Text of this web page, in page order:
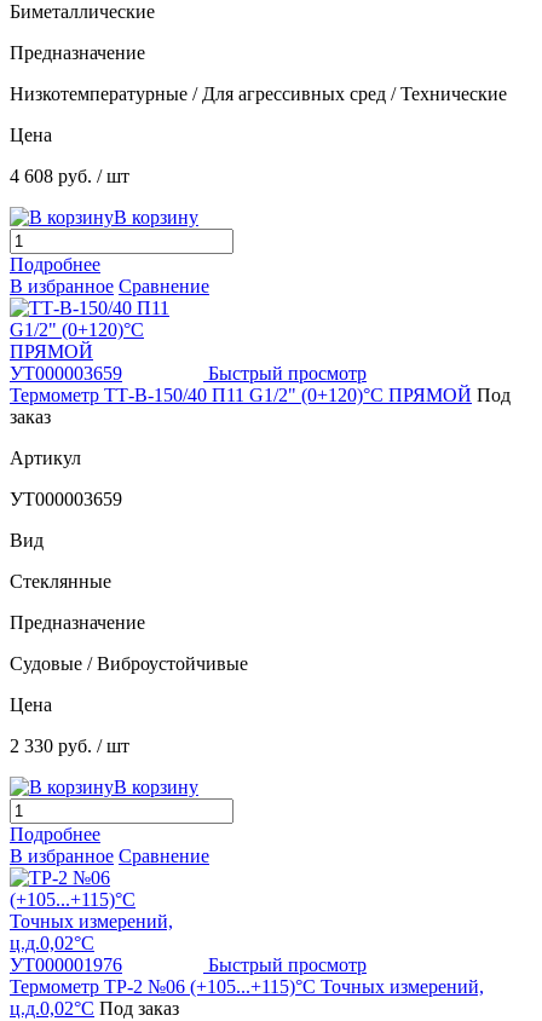
Биметаллические
Предназначение
Низкотемпературные / Для агрессивных сред / Технические
Цена
4 608 руб. / шт
В корзину
Подробнее
В избранное Сравнение
Быстрый просмотр
Термометр ТТ-В-150/40 П11 G1/2" (0+120)°C ПРЯМОЙ Под
заказ
Артикул
УТ000003659
Вид
Стеклянные
Предназначение
Судовые / Виброустойчивые
Цена
2 330 руб. / шт
В корзину
Подробнее
В избранное Сравнение
Быстрый просмотр
Термометр ТР-2 №06 (+105...+115)°С Точных измерений,
ц.д.0,02°С Под заказ